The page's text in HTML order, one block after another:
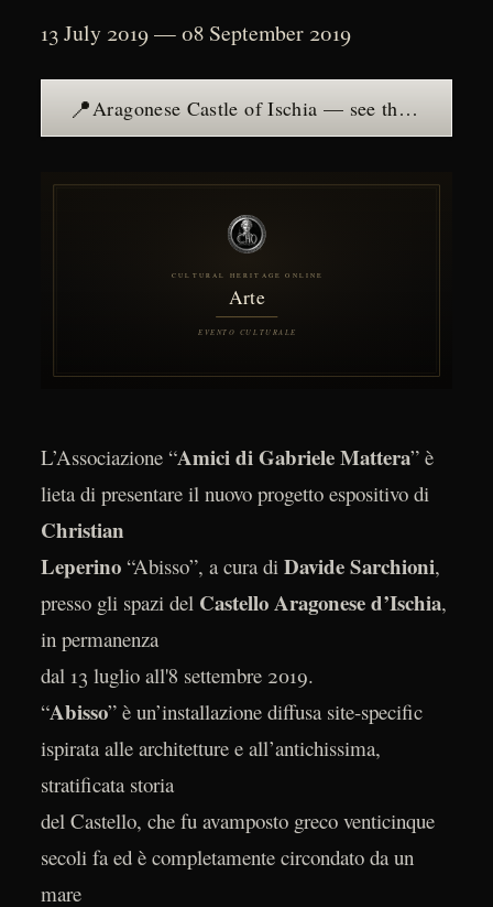
13 July 2019 — 08 September 2019
📍 Aragonese Castle of Ischia — see the place →
L’Associazione “Amici di Gabriele Mattera” è
lieta di presentare il nuovo progetto espositivo di
Christian
Leperino“Abisso”, a cura di Davide Sarchioni,
presso gli spazi del Castello Aragonese d’Ischia,
in permanenza
dal 13 luglio all'8 settembre 2019.
“Abisso” è un’installazione diffusa site-specific
ispirata alle architetture e all’antichissima,
stratificata storia
del Castello, che fu avamposto greco venticinque
secoli fa ed è completamente circondato da un
mare